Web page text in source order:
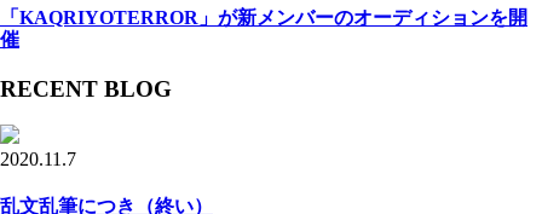
「KAQRIYOTERROR」が新メンバーのオーディションを開
催
RECENT BLOG
2020.11.7
乱文乱筆につき（終い）